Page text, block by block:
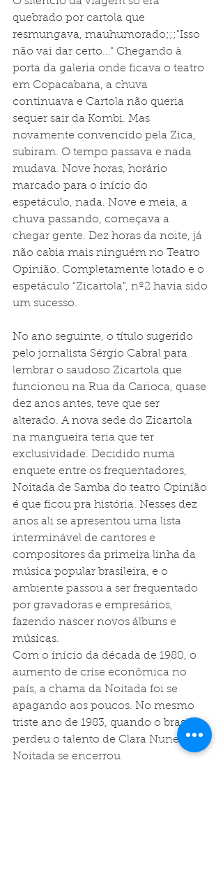
quebrado por cartola que
resmungava, mauhumorado;;;"Isso
não vai dar certo..." Chegando à
porta da galeria onde ficava o teatro
em Copacabana, a chuva
continuava e Cartola não queria
sequer sair da Kombi. Mas
novamente convencido pela Zica,
subiram. O tempo passava e nada
mudava. Nove horas, horário
marcado para o início do
espetáculo, nada. Nove e meia, a
chuva passando, começava a
chegar gente. Dez horas da noite, já
não cabia mais ninguém no Teatro
Opinião. Completamente lotado e o
espetáculo "Zicartola", nº2 havia sido
um sucesso.
No ano seguinte, o título sugerido
pelo jornalista Sérgio Cabral para
lembrar o saudoso Zicartola que
funcionou na Rua da Carioca, quase
dez anos antes, teve que ser
alterado. A nova sede do Zicartola
na mangueira teria que ter
exclusividade. Decidido numa
enquete entre os frequentadores,
Noitada de Samba do teatro Opinião
é que ficou pra história. Nesses dez
anos ali se apresentou uma lista
interminável de cantores e
compositores da primeira linha da
música popular brasileira, e o
ambiente passou a ser frequentado
por gravadoras e empresários,
fazendo nascer novos álbuns e
músicas.
Com o início da década de 1980, o
aumento de crise econômica no
país, a chama da Noitada foi se
apagando aos poucos. No mesmo
triste ano de 1983, quando o brasil
perdeu o talento de Clara Nunes, a
Noitada se encerrou